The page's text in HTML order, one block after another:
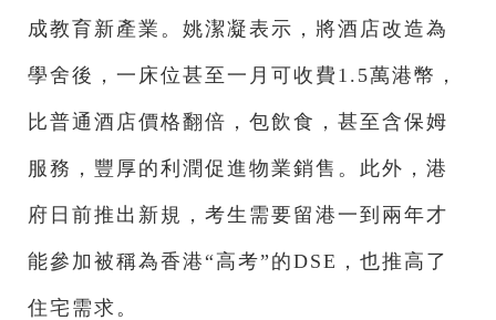
成教育新產業。姚潔凝表示，將酒店改造為
學舍後，一床位甚至一月可收費1.5萬港幣，
比普通酒店價格翻倍，包飲食，甚至含保姆
服務，豐厚的利潤促進物業銷售。此外，港
府日前推出新規，考生需要留港一到兩年才
能參加被稱為香港“高考”的DSE，也推高了
住宅需求。